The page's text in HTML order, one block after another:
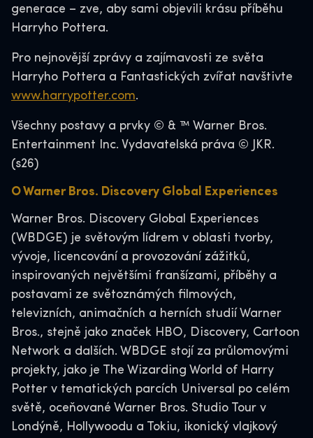
generace – zve, aby sami objevili krásu příběhu
Harryho Pottera.
Pro nejnovější zprávy a zajímavosti ze světa
Harryho Pottera a Fantastických zvířat navštivte
www.harrypotter.com.
Všechny postavy a prvky © & ™ Warner Bros.
Entertainment Inc. Vydavatelská práva © JKR.
(s26)
O Warner Bros. Discovery Global Experiences
Warner Bros. Discovery Global Experiences
(WBDGE) je světovým lídrem v oblasti tvorby,
vývoje, licencování a provozování zážitků,
inspirovaných největšími franšízami, příběhy a
postavami ze světoznámých filmových,
televizních, animačních a herních studií Warner
Bros., stejně jako značek HBO, Discovery, Cartoon
Network a dalších. WBDGE stojí za průlomovými
projekty, jako je The Wizarding World of Harry
Potter v tematických parcích Universal po celém
světě, oceňované Warner Bros. Studio Tour v
Londýně, Hollywoodu a Tokiu, ikonický vlajkový